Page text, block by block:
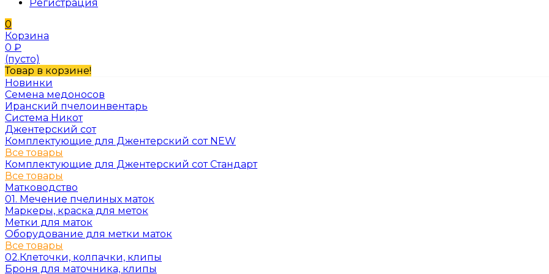
Регистрация
0
Корзина
0 ₽
(пусто)
Товар в корзине!
Новинки
Семена медоносов
Иранский пчелоинвентарь
Система Никот
Джентерский сот
Комплектующие для Джентерский сот NEW
Все товары
Комплектующие для Джентерский сот Стандарт
Все товары
Матководство
01. Мечение пчелиных маток
Маркеры, краска для меток
Метки для маток
Оборудование для метки маток
Все товары
02.Клеточки, колпачки, клипы
Броня для маточника, клипы